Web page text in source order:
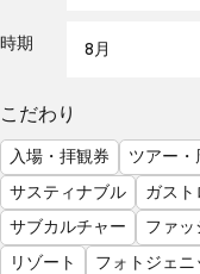
る
気
を
見
る
時期 8月
こだわり
入場・拝観券 ツアー
サスティナブル
ガスト
サブカルチャー
ファッ
リゾート
フォトジェニ